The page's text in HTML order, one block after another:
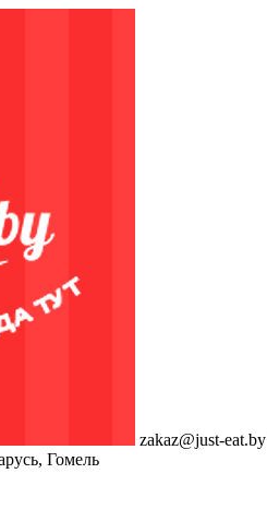
zakaz@just-eat.by
Гомель